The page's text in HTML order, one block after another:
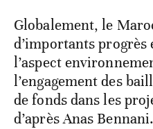
Globalement, le
d’importants progrès
l’aspect
l’engagement des
de fonds dans les
d’après Anas Bennani.